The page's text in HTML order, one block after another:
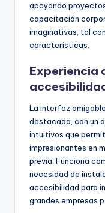
apoyando
capacitación
imaginativas, tal
características.
Experiencia
La interfaz
destacada, con un
intuitivos que
impresionantes en
previa. Funciona
necesidad de
accesibilidad para
grandes empresas